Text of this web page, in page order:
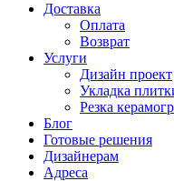
Доставка
Оплата
Возврат
Услуги
Дизайн проект
Укладка
Резка
Блог
Готовые решения
Дизайнерам
Адреса